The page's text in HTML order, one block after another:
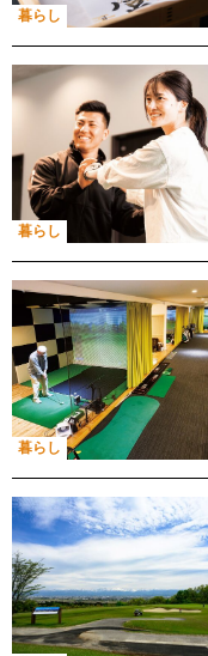
暮らし
暮らし
暮らし